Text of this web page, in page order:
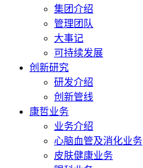
集团介绍
管理团队
大事记
可持续发展
创新研究
研发介绍
创新管线
康哲业务
业务介绍
心脑血管及消化业务
皮肤健康业务